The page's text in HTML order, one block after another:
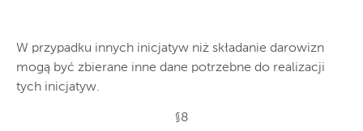
W przypadku innych inicjatyw niż składanie darowizn
mogą być zbierane inne dane potrzebne do realizacji
tych inicjatyw.
§8